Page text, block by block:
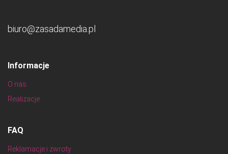
biuro@zasadamedia.pl
Informacje
O nas
Realizacje
FAQ
Reklamacje i zwroty